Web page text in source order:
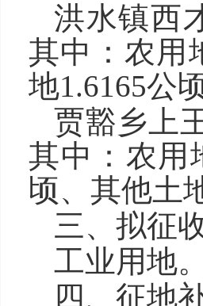
洪水镇西
其中：农用
地1.6165公顷
贾豁乡上
其中：农用
顷、其他土
三、拟征
工业用地。
四、征地